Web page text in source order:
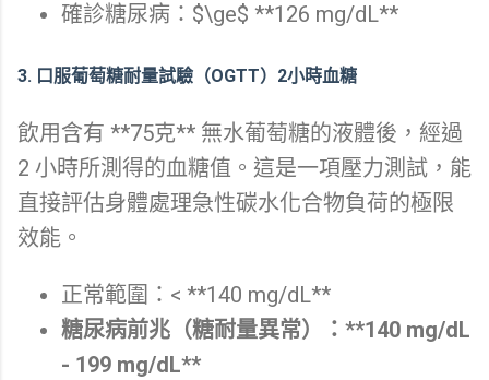
確診糖尿病：$\ge$ **126 mg/dL**
3. 口服葡萄糖耐量試驗（OGTT）2小時血糖
飲用含有 **75克** 無水葡萄糖的液體後，經過
2 小時所測得的血糖值。這是一項壓力測試，能
直接評估身體處理急性碳水化合物負荷的極限
效能。
正常範圍：< **140 mg/dL**
糖尿病前兆（糖耐量異常）：**140 mg/dL
- 199 mg/dL**